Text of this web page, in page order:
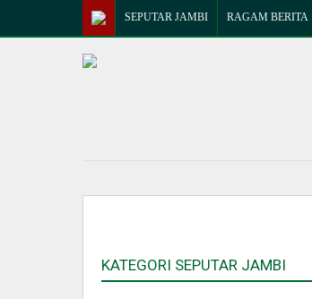
SEPUTAR JAMBI RAGAM BERITA
KATEGORI SEPUTAR JAMBI